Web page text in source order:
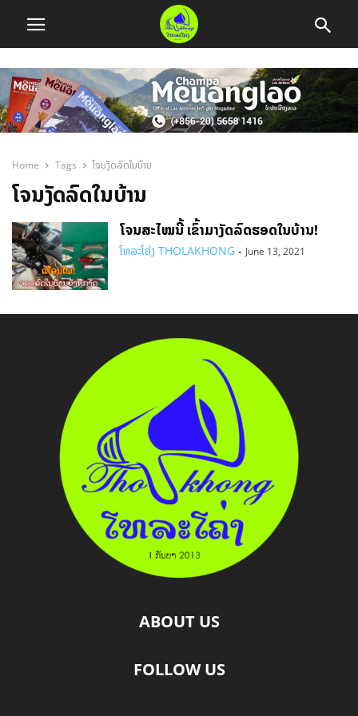
Home Tags ໂຈນງັດລົດໃນບ້ານ
ໂຈນງັດລົດໃນບ້ານ
ໂຈນສະໄໝນີ້ ເຂົ້າມາງັດລົດຮອດໃນບ້ານ!
ໂທລະໂຄ່ງ THOLAKHONG - June 13, 2021
ABOUT US
FOLLOW US